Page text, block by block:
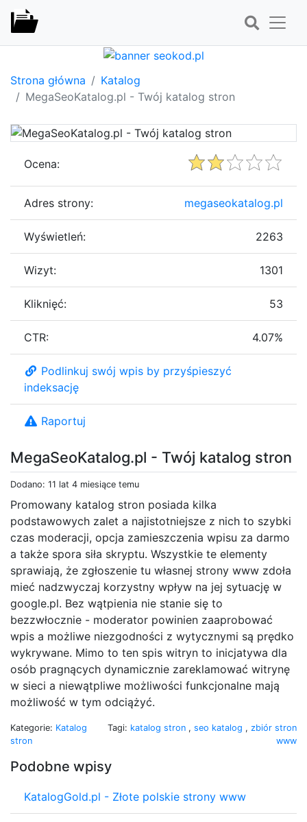
Strona główna
Katalog
MegaSeoKatalog.pl - Twój katalog stron
MegaSeoKatalog.pl - Twój katalog stron
Dodano: 11 lat 4 miesiące temu
Promowany katalog stron posiada kilka
podstawowych zalet a najistotniejsze z nich to szybki
czas moderacji, opcja zamieszczenia wpisu za darmo
a także spora siła skryptu. Wszystkie te elementy
sprawiają, że zgłoszenie tu własnej strony www zdoła
mieć nadzwyczaj korzystny wpływ na jej sytuację w
google.pl. Bez wątpienia nie stanie się to
bezzwłocznie - moderator powinien zaaprobować
wpis a możliwe niezgodności z wytycznymi są prędko
wykrywane. Mimo to ten spis witryn to inicjatywa dla
osób pragnących dynamicznie zareklamować witrynę
w sieci a niewątpliwe możliwości funkcjonalne mają
możliwość w tym odciążyć.
Kategorie: Katalog
stron
Tagi: katalog stron , seo katalog , zbiór stron
www
Podobne wpisy
KatalogGold.pl - Złote polskie strony www
Ocena:
Adres strony: megaseokatalog.pl
Wyświetleń: 2263
Wizyt: 1301
Kliknięć: 53
CTR: 4.07%
Podlinkuj swój wpis by przyśpieszyć
indeksację
Raportuj